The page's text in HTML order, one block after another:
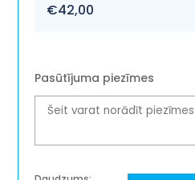
€42,00
Pasūtījuma piezīmes